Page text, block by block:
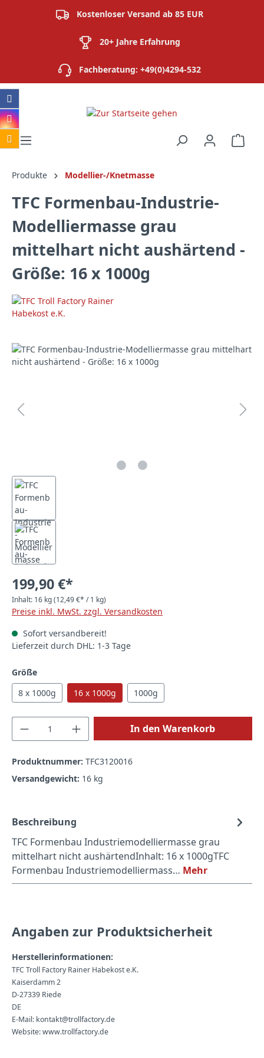
Kostenloser Versand ab 85 EUR
20+ Jahre Erfahrung
Fachberatung: +49(0)4294-532
Produkte Modellier-/Knetmasse
TFC Formenbau-Industrie-
Modelliermasse grau
mittelhart nicht aushärtend -
Größe: 16 x 1000g
Bildergalerie überspringen
199,90 €*
Inhalt: 16 kg(12,49 €* / 1 kg)
Preise inkl. MwSt. zzgl. Versandkosten
Sofort versandbereit!
Lieferzeit durch DHL: 1-3 Tage
Größeauswählen
8 x 1000g
16 x 1000g 1000g
Produkt Anzahl: Gib den gewünschten
In den Warenkorb
Produktnummer: TFC3120016
Versandgewicht: 16 kg
Beschreibung
TFC Formenbau Industriemodelliermasse grau
mittelhart nicht aushärtendInhalt: 16 x 1000gTFC
Formenbau Industriemodelliermass… Mehr
Angaben zur Produktsicherheit
Herstellerinformationen:
TFC Troll Factory Rainer Habekost e.K.
Kaiserdamm 2
D-27339 Riede
DE
E-Mail: kontakt@trollfactory.de
Website: www.trollfactory.de